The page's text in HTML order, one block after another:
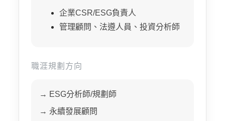
企業CSR/ESG負責人
管理顧問、法遵人員、投資分析師
職涯規劃方向
→ ESG分析師/規劃師
→ 永續發展顧問